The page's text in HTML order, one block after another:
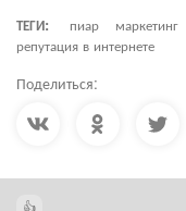
ТЕГИ:
пиар маркетинг
репутация в интернете
Поделиться: